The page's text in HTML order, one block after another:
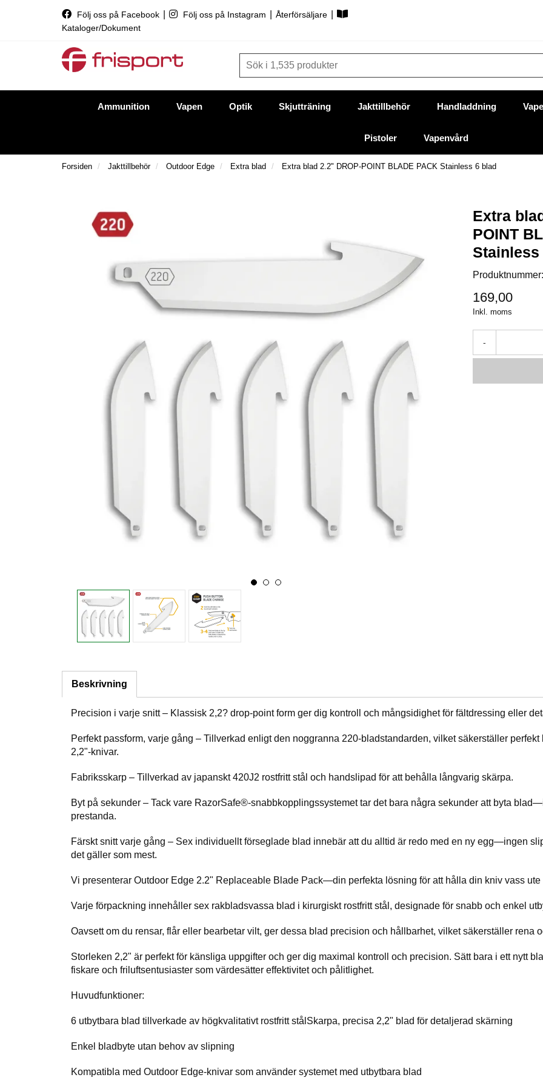
Följ oss på Facebook Följ oss på Instagram Återförsäljare
Kataloger/Dokument
Ammunition Vapen Optik Skjutträning Jakttillbehör Handladdning
Pistoler Vapenvård
Forsiden Jakttillbehör Outdoor Edge Extra blad Extra blad 2.2" DROP-POINT BLADE PACK Stainless 6 blad
Extra
POINT
Stainless
Produktnummer:
169,00
Inkl. moms
-
Beskrivning
Precision i varje snitt – Klassisk 2,2? drop-point form ger dig kontroll och mångsidighet för fältdressing eller
Perfekt passform, varje gång – Tillverkad enligt den noggranna 220-bladstandarden, vilket säkerställer
2,2"-knivar.
Fabriksskarp – Tillverkad av japanskt 420J2 rostfritt stål och handslipad för att behålla långvarig skärpa.
Byt på sekunder – Tack vare RazorSafe®-snabbkopplingssystemet tar det bara några sekunder att byta
prestanda.
Färskt snitt varje gång – Sex individuellt förseglade blad innebär att du alltid är redo med en ny egg—ingen
det gäller som mest.
Vi presenterar Outdoor Edge 2.2" Replaceable Blade Pack—din perfekta lösning för att hålla din kniv vass
Varje förpackning innehåller sex rakbladsvassa blad i kirurgiskt rostfritt stål, designade för snabb och enkel
Oavsett om du rensar, flår eller bearbetar vilt, ger dessa blad precision och hållbarhet, vilket säkerställer rena
Storleken 2,2" är perfekt för känsliga uppgifter och ger dig maximal kontroll och precision. Sätt bara i ett nytt
fiskare och friluftsentusiaster som värdesätter effektivitet och pålitlighet.
Huvudfunktioner:
6 utbytbara blad tillverkade av högkvalitativt rostfritt stålSkarpa, precisa 2,2" blad för detaljerad skärning
Enkel bladbyte utan behov av slipning
Kompatibla med Outdoor Edge-knivar som använder systemet med utbytbara blad